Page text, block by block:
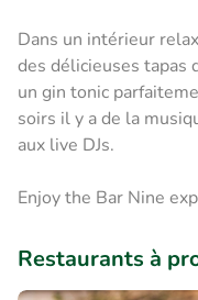
Dans un intérieur
des délicieuses tapas
un gin tonic
soirs il y a de la
aux live DJs.
Enjoy the Bar Nine
Restaurants à